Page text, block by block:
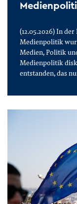
(12.05.2026) In
Medienpolitik
Medien, Politik
Medienpolitik
entstanden, das